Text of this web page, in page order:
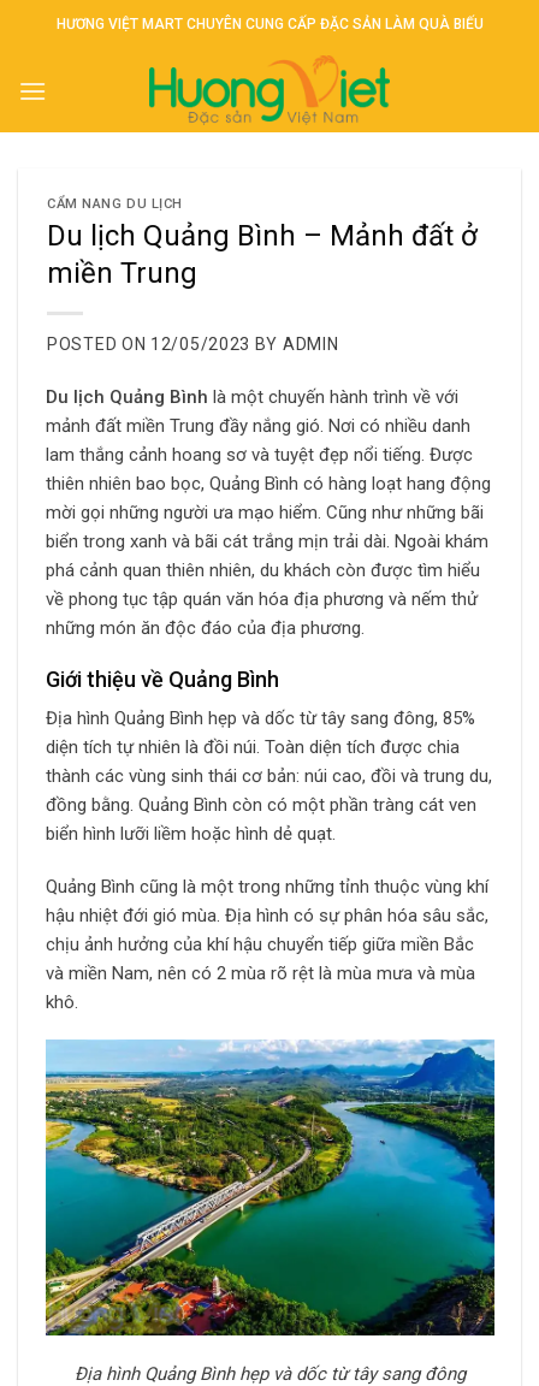
HƯƠNG VIỆT MART CHUYÊN CUNG CẤP ĐẶC SẢN LÀM QUÀ BIẾU
CẨM NANG DU LỊCH
Du lịch Quảng Bình – Mảnh đất ở
miền Trung
POSTED ON 12/05/2023 BY ADMIN
Du lịch Quảng Bình là một chuyến hành trình về với
mảnh đất miền Trung đầy nắng gió. Nơi có nhiều danh
lam thắng cảnh hoang sơ và tuyệt đẹp nổi tiếng. Được
thiên nhiên bao bọc, Quảng Bình có hàng loạt hang động
mời gọi những người ưa mạo hiểm. Cũng như những bãi
biển trong xanh và bãi cát trắng mịn trải dài. Ngoài khám
phá cảnh quan thiên nhiên, du khách còn được tìm hiểu
về phong tục tập quán văn hóa địa phương và nếm thử
những món ăn độc đáo của địa phương.
Giới thiệu về Quảng Bình
Địa hình Quảng Bình hẹp và dốc từ tây sang đông, 85%
diện tích tự nhiên là đồi núi. Toàn diện tích được chia
thành các vùng sinh thái cơ bản: núi cao, đồi và trung du,
đồng bằng. Quảng Bình còn có một phần tràng cát ven
biển hình lưỡi liềm hoặc hình dẻ quạt.
Quảng Bình cũng là một trong những tỉnh thuộc vùng khí
hậu nhiệt đới gió mùa. Địa hình có sự phân hóa sâu sắc,
chịu ảnh hưởng của khí hậu chuyển tiếp giữa miền Bắc
và miền Nam, nên có 2 mùa rõ rệt là mùa mưa và mùa
khô.
Địa hình Quảng Bình hẹp và dốc từ tây sang đông